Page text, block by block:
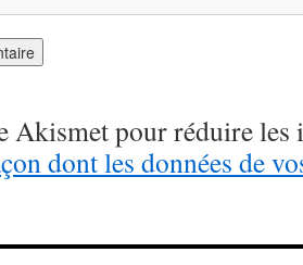
Akismet pour réduire les
dont les données de